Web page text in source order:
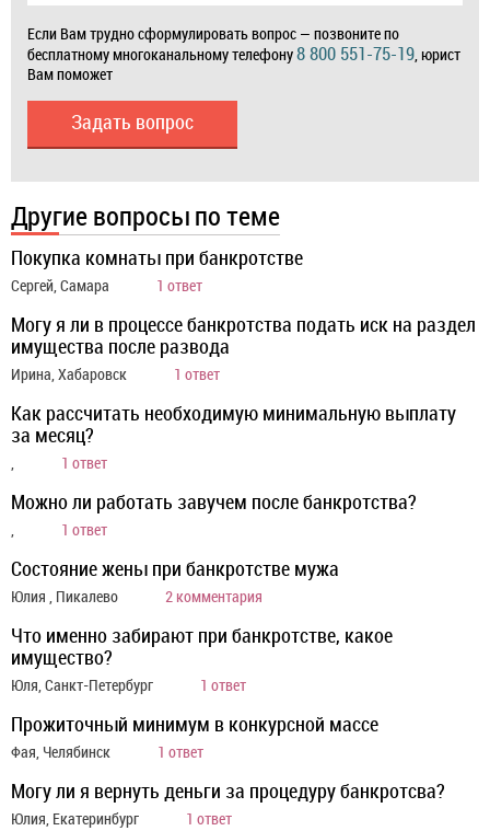
Если Вам трудно сформулировать вопрос — позвоните по
бесплатному многоканальному телефону8 800 551-75-19, юрист
Вам поможет
Задать вопрос
Другие вопросы по теме
Покупка комнаты при банкротстве
Сергей, Самара 1 ответ
Могу я ли в процессе банкротства подать иск на раздел
имущества после развода
Ирина, Хабаровск 1 ответ
Как рассчитать необходимую минимальную выплату
за месяц?
, 1 ответ
Можно ли работать завучем после банкротства?
, 1 ответ
Состояние жены при банкротстве мужа
Юлия , Пикалево 2 комментария
Что именно забирают при банкротстве, какое
имущество?
Юля, Санкт-Петербург 1 ответ
Прожиточный минимум в конкурсной массе
Фая, Челябинск 1 ответ
Могу ли я вернуть деньги за процедуру банкротсва?
Юлия, Екатеринбург 1 ответ